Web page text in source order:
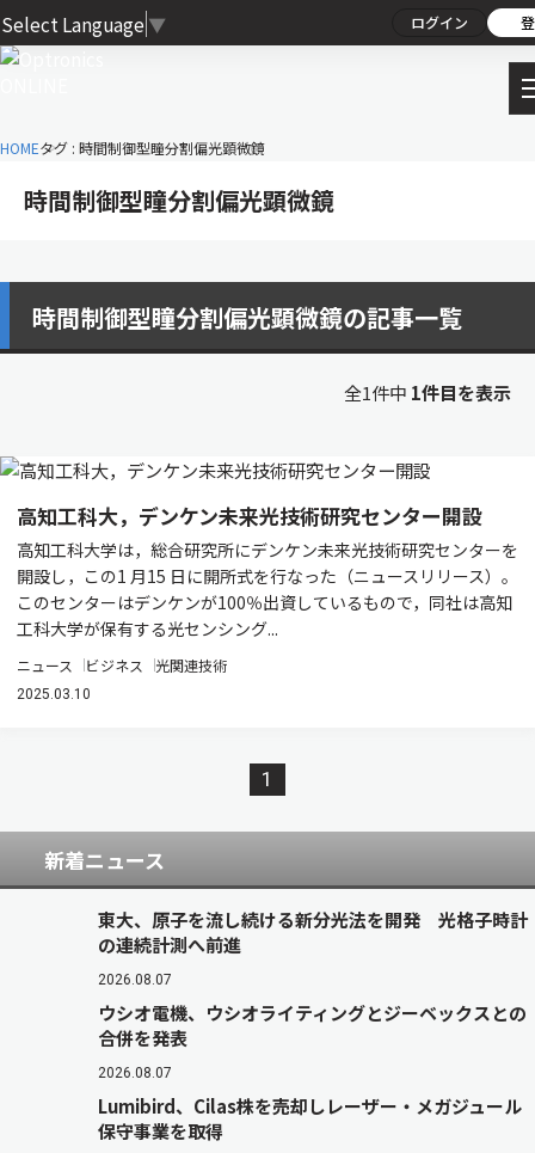
Select Language ▼ ログイン
HOMEタグ : 時間制御型瞳分割偏光顕微鏡
時間制御型瞳分割偏光顕微鏡
時間制御型瞳分割偏光顕微鏡の記事一覧
全1件中 1件目を表示
高知工科大，デンケン未来光技術研究センター開設
高知工科大学は，総合研究所にデンケン未来光技術研究センターを
開設し，この1 月15 日に開所式を行なった（ニュースリリース）。
このセンターはデンケンが100％出資しているもので，同社は高知
工科大学が保有する光センシング...
ニュース ビジネス 光関連技術
2025.03.10
1
新着ニュース
東大、原子を流し続ける新分光法を開発 光格子時計
の連続計測へ前進
2026.08.07
ウシオ電機、ウシオライティングとジーベックスとの
合併を発表
2026.08.07
Lumibird、Cilas株を売却しレーザー・メガジュール
保守事業を取得